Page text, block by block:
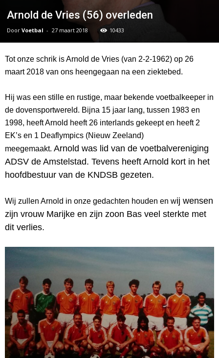
Arnold de Vries (56) overleden
Door Voetbal - 27 maart 2018 10433
Tot onze schrik is Arnold de Vries (van 2-2-1962) op 26
maart 2018 van ons heengegaan na een ziektebed.
Hij was een stille en rustige, maar bekende voetbalkeeper in
de dovensportwereld. Bijna 15 jaar lang, tussen 1983 en
1998, heeft Arnold heeft 26 interlands gekeept en heeft 2
EK’s en 1 Deaflympics (Nieuw Zeeland)
meegemaakt. Arnold was lid van de voetbalvereniging
ADSV de Amstelstad. Tevens heeft Arnold kort in het
hoofdbestuur van de KNDSB gezeten.
Wij zullen Arnold in onze gedachten houden en wij wensen
zijn vrouw Marijke en zijn zoon Bas veel sterkte met
dit verlies.